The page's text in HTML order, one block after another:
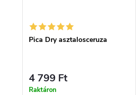
Pica Dry asztalosceruza
4 799 Ft
Raktáron